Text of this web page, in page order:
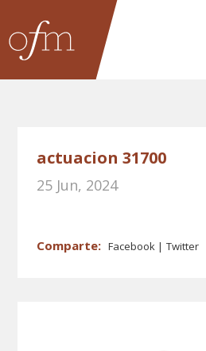
actuacion 31700
25 Jun, 2024
Facebook Twitter